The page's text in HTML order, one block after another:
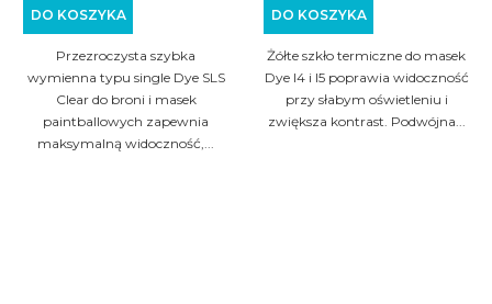
DO KOSZYKA
Przezroczysta szybka
wymienna typu single Dye SLS
Clear do broni i masek
paintballowych zapewnia
maksymalną widoczność,...
DO KOSZYKA
Żółte szkło termiczne do masek
Dye I4 i I5 poprawia widoczność
przy słabym oświetleniu i
zwiększa kontrast. Podwójna...